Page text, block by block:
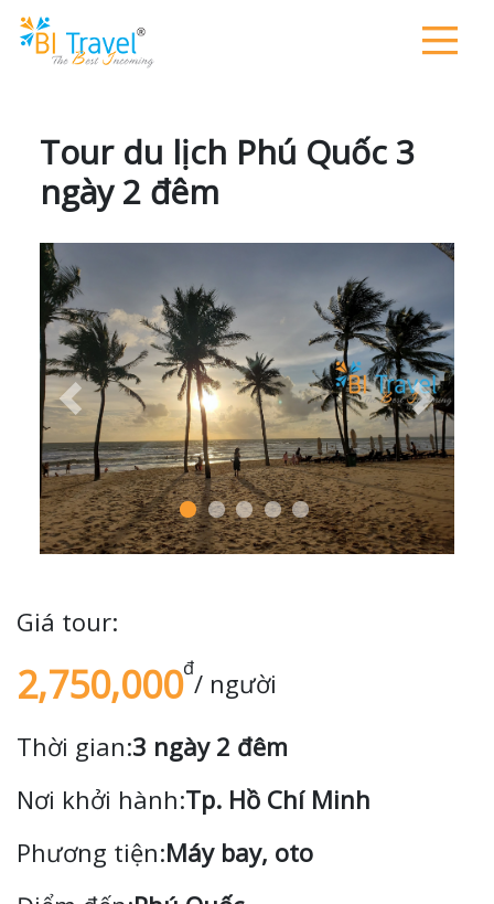
Tour du lịch Phú Quốc 3
ngày 2 đêm
Giá tour:
2,750,000đ/ người
Thời gian:3 ngày 2 đêm
Nơi khởi hành:Tp. Hồ Chí Minh
Phương tiện:Máy bay, oto